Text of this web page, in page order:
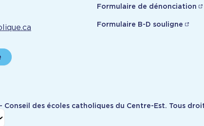
Formulaire de dénonciation
Formulaire B-D souligne
Conseil des écoles catholiques du Centre-Est. Tous